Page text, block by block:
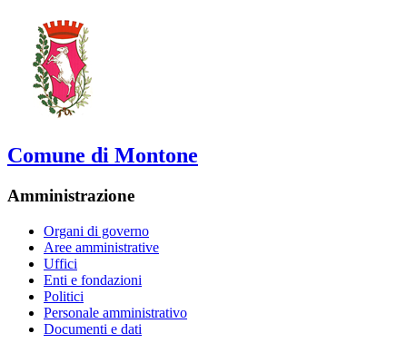
Comune di Montone
Amministrazione
Organi di governo
Aree amministrative
Uffici
Enti e fondazioni
Politici
Personale amministrativo
Documenti e dati